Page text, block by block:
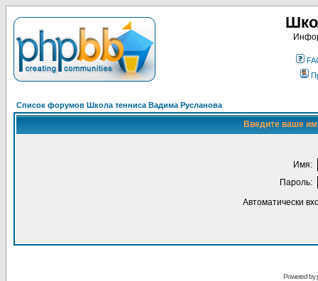
Список форумов Школа тенниса Вадима Русланова
Введите ваше
Имя:
Пароль:
Автоматически
Powered by